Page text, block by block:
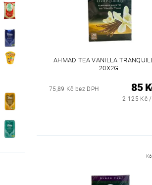
AHMAD TEA VANILLA
20X2G
75,89 Kč bez DPH 85
2 125 Kč